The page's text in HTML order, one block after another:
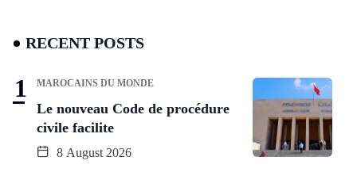
RECENT POSTS
MAROCAINS DU MONDE
Le nouveau Code de procédure
civile facilite
8 August 2026